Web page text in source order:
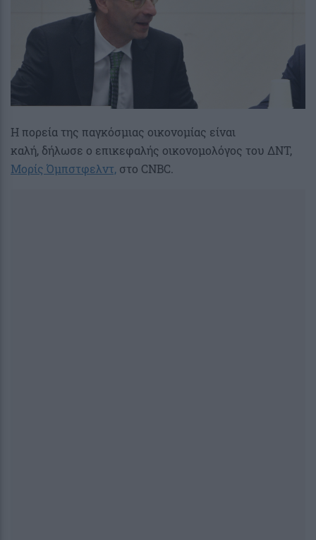
Η πορεία της παγκόσμιας οικονομίας είναι
καλή, δήλωσε ο επικεφαλής οικονομολόγος του ΔΝΤ,
Μορίς Όμπστφελντ, στο CNBC.